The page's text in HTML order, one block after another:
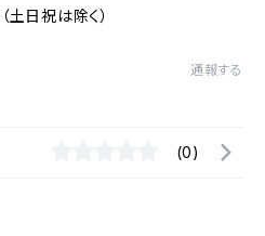
日祝は除く）
通報する
(0)